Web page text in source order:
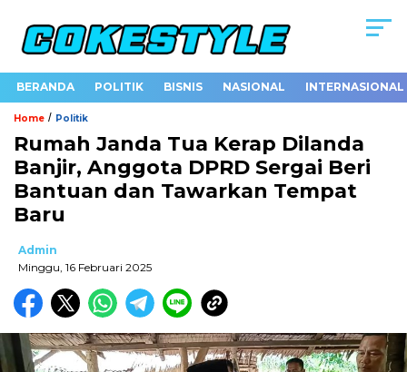
BERANDA POLITIK BISNIS NASIONAL INTERNASIONAL
Home / Politik
Rumah Janda Tua Kerap Dilanda
Banjir, Anggota DPRD Sergai Beri
Bantuan dan Tawarkan Tempat
Baru
Admin
Minggu, 16 Februari 2025